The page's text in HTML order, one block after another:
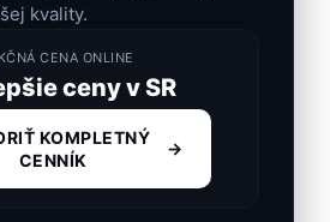
kvality.
CENA ONLINE
ceny v SR
KOMPLETNÝ
CENNÍK
→